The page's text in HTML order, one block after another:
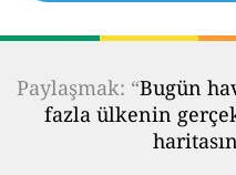
Paylaşmak: “Bugün
fazla ülkenin